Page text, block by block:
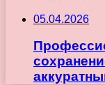
05.04.2026